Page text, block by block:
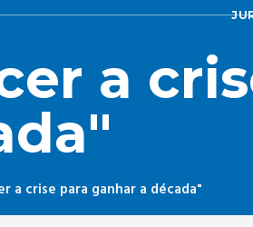
a
a crise para ganhar a década"